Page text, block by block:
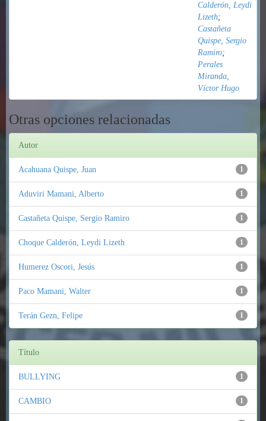
Calderón, Leydi
Lizeth;
Castañeta
Quispe, Sergio
Ramiro;
Perales
Miranda,
Víctor Hugo
Otras opciones relacionadas
Autor
1
Acahuana Quispe, Juan
1
Aduviri Mamani, Alberto
1
Castañeta Quispe, Sergio Ramiro
1
Choque Calderón, Leydi Lizeth
1
Humerez Oscori, Jesús
1
Paco Mamani, Walter
1
Terán Gezn, Felipe
Título
1
BULLYING
1
CAMBIO